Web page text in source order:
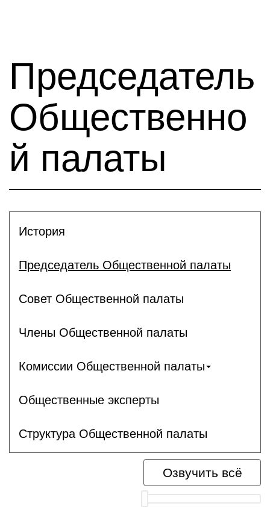
Председатель
Общественно
й палаты
История
Председатель Общественной палаты
Совет Общественной палаты
Члены Общественной палаты
Комиссии Общественной палаты
Общественные эксперты
Структура Общественной палаты
Озвучить всё